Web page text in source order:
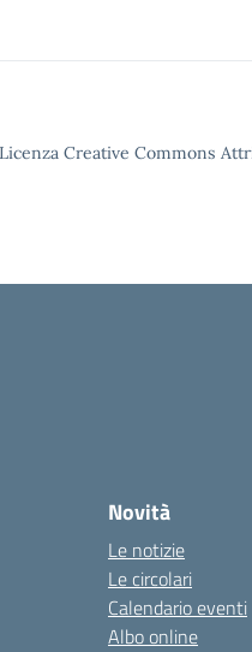
Creative Commons
Novità
Le notizie
Le circolari
Calendario eventi
Albo online